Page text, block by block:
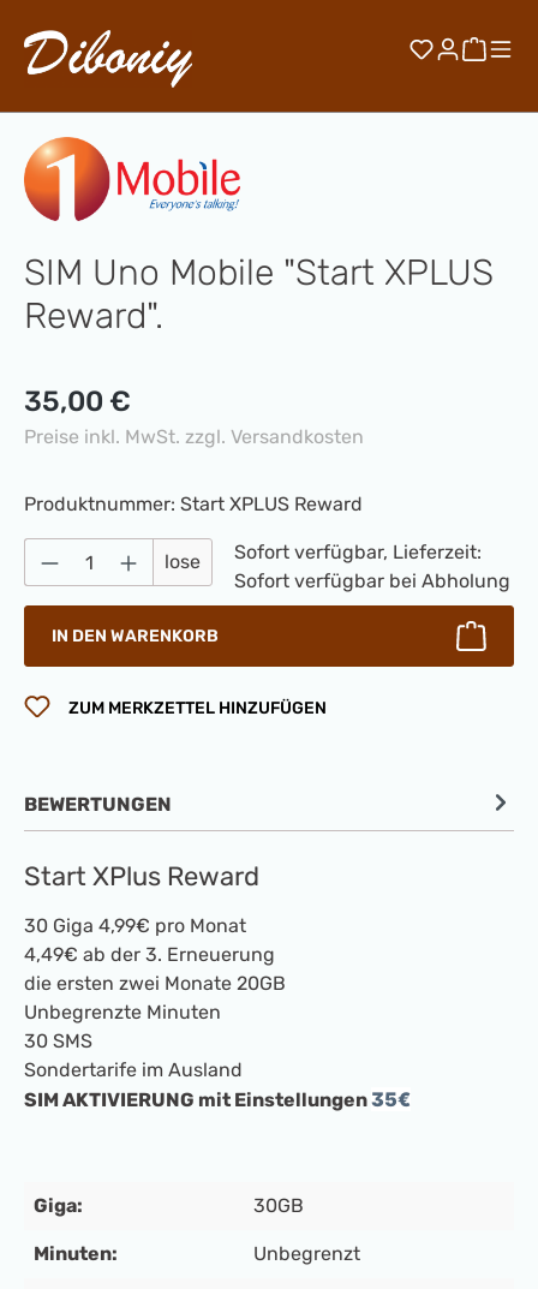
Zum Hauptinhalt springen
Du hast 0
SIM Uno Mobile "Start XPLUS
Reward".
Regulärer Preis:
35,00 €
Preise inkl. MwSt. zzgl. Versandkosten
Produktnummer: Start XPLUS Reward
Produkt Anzahl: Gib den gewünschten
lose
Sofort verfügbar, Lieferzeit:
Sofort verfügbar bei Abholung
IN DEN WARENKORB
ZUM MERKZETTEL HINZUFÜGEN
BEWERTUNGEN
Start XPlus Reward
30 Giga 4,99€ pro Monat
4,49€ ab der 3. Erneuerung
die ersten zwei Monate 20GB
Unbegrenzte Minuten
30 SMS
Sondertarife im Ausland
SIM AKTIVIERUNG mit Einstellungen35€
Giga: 30GB
Minuten: Unbegrenzt